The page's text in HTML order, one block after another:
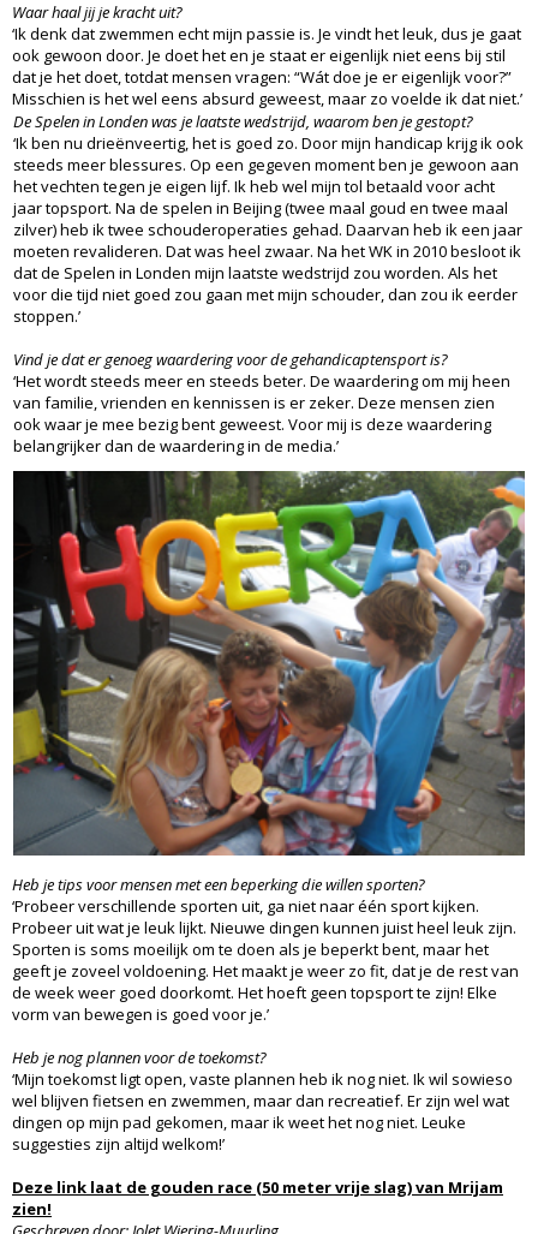
Waar haal jij je kracht uit?
‘Ik denk dat zwemmen echt mijn passie is. Je vindt het leuk, dus je gaat
ook gewoon door. Je doet het en je staat er eigenlijk niet eens bij stil
dat je het doet, totdat mensen vragen: “Wát doe je er eigenlijk voor?”
Misschien is het wel eens absurd geweest, maar zo voelde ik dat niet.’
De Spelen in Londen was je laatste wedstrijd, waarom ben je gestopt?
‘Ik ben nu drieënveertig, het is goed zo. Door mijn handicap krijg ik ook
steeds meer blessures. Op een gegeven moment ben je gewoon aan
het vechten tegen je eigen lijf. Ik heb wel mijn tol betaald voor acht
jaar topsport. Na de spelen in Beijing (twee maal goud en twee maal
zilver) heb ik twee schouderoperaties gehad. Daarvan heb ik een jaar
moeten revalideren. Dat was heel zwaar. Na het WK in 2010 besloot ik
dat de Spelen in Londen mijn laatste wedstrijd zou worden. Als het
voor die tijd niet goed zou gaan met mijn schouder, dan zou ik eerder
stoppen.’
Vind je dat er genoeg waardering voor de gehandicaptensport is?
‘Het wordt steeds meer en steeds beter. De waardering om mij heen
van familie, vrienden en kennissen is er zeker. Deze mensen zien
ook waar je mee bezig bent geweest. Voor mij is deze waardering
belangrijker dan de waardering in de media.’
Heb je tips voor mensen met een beperking die willen sporten?
‘Probeer verschillende sporten uit, ga niet naar één sport kijken.
Probeer uit wat je leuk lijkt. Nieuwe dingen kunnen juist heel leuk zijn.
Sporten is soms moeilijk om te doen als je beperkt bent, maar het
geeft je zoveel voldoening. Het maakt je weer zo fit, dat je de rest van
de week weer goed doorkomt. Het hoeft geen topsport te zijn! Elke
vorm van bewegen is goed voor je.’
Heb je nog plannen voor de toekomst?
‘Mijn toekomst ligt open, vaste plannen heb ik nog niet. Ik wil sowieso
wel blijven fietsen en zwemmen, maar dan recreatief. Er zijn wel wat
dingen op mijn pad gekomen, maar ik weet het nog niet. Leuke
suggesties zijn altijd welkom!’
Deze link laat de gouden race (50 meter vrije slag) van Mrijam
zien!